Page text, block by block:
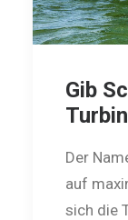
Gib
Der
auf
sich die